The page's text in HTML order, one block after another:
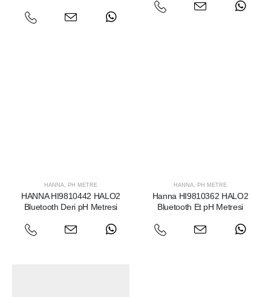
HANNA PH METRE
HANNA HI9810442 HALO2
Bluetooth Deri pH Metresi
HANNA PH METRE
Hanna HI9810362 HALO2
Bluetooth Et pH Metresi